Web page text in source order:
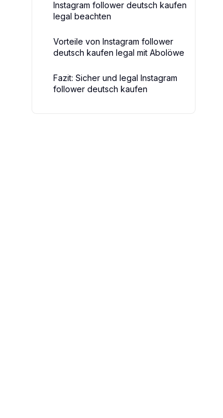
Instagram follower deutsch kaufen
legal beachten
Vorteile von Instagram follower
deutsch kaufen legal mit Abolöwe
Fazit: Sicher und legal Instagram
follower deutsch kaufen